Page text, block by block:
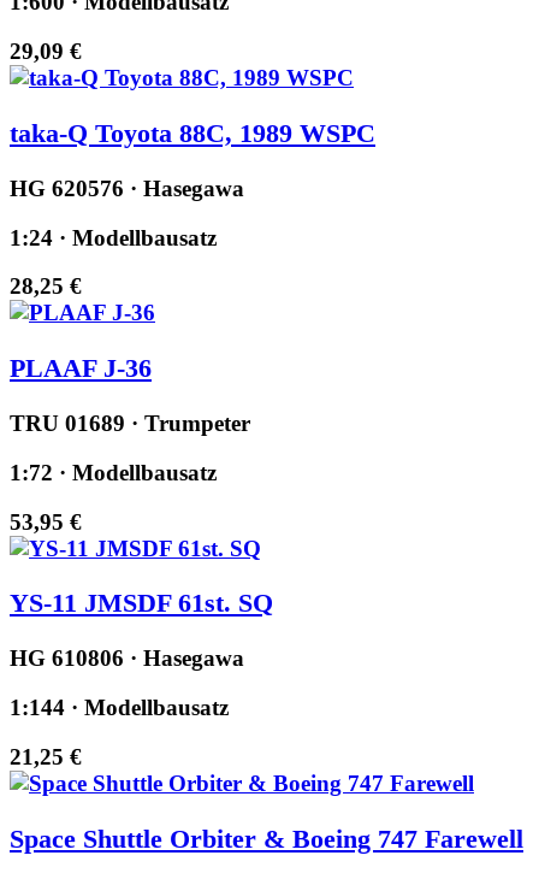
29,09 €
taka-Q Toyota 88C, 1989 WSPC
HG 620576 · Hasegawa
1:24 · Modellbausatz
28,25 €
PLAAF J-36
TRU 01689 · Trumpeter
1:72 · Modellbausatz
53,95 €
YS-11 JMSDF 61st. SQ
HG 610806 · Hasegawa
1:144 · Modellbausatz
21,25 €
Space Shuttle Orbiter & Boeing 747 Farewell